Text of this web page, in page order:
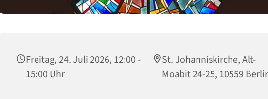
Freitag, 24. Juli 2026, 12:00 -
15:00 Uhr
St. Johanniskirche, Alt-
Moabit 24-25, 10559